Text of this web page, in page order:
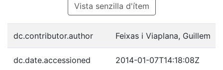
Vista senzilla d'ítem
dc.contributor.author Feixas i Viaplana, Guillem
dc.date.accessioned 2014-01-07T14:18:08Z